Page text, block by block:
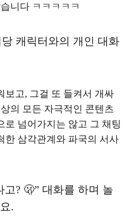
니다 ㅋㅋㅋㅋㅋ
캐릭터와의 개인 대화
보고, 그걸 또 들켜서 개싸
의 모든 자극적인 콘텐츠
넘어가지는 않고 그 채팅
한 삼각관계와 파국의 서사
? 🫢” 대화를 하며 놀
.